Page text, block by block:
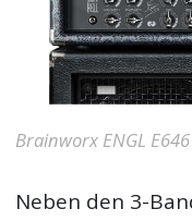
Brainworx ENGL E646
Neben den 3-